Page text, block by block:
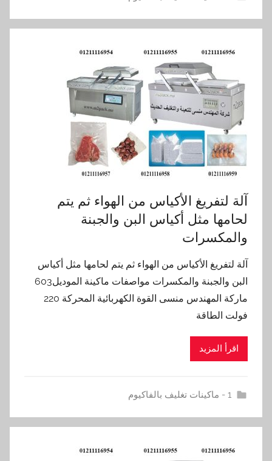
آلة لتفريغ الأكياس من الهواء ثم يتم
لحامها مثل أكياس البن والجبنة
والمكسرات
آلة لتفريغ الأكياس من الهواء ثم يتم لحامها مثل أكياس
البن والجبنة والمكسرات مواصفات ماكينة الموديل603
ماركة المهندس منسى القوة الكهربائية المحركة 220
فولت الطاقة
اقرأ المزيد
1 - ماكينات تغليف بالفاكيوم